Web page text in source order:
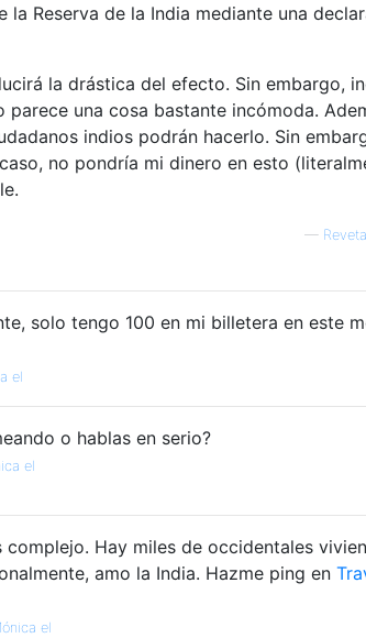
la Reserva de la India mediante una
la drástica del efecto. Sin embargo,
parece una cosa bastante incómoda.
indios podrán hacerlo. Sin
no pondría mi dinero en esto
—
solo tengo 100 en mi billetera en este
el
o hablas en serio?
el
complejo. Hay miles de occidentales
amo la India. Hazme ping en
el